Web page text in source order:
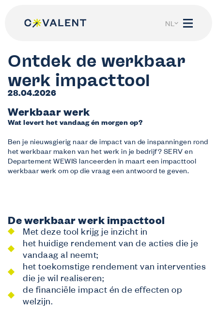
NL
Wij helpen
Ik ben werkgever
Ik ben werknemer
Alles over jouw recht op opleiding en levenslang leren.
Ik ben werkzoekende of student
Wij bieden
Opleidingen
Gratis opleidingen op maat van de sector.
Financiële tegemoetkoming vanuit Co-
valent
Laat Co-valent je opleidingsinitiatieven subsidiëren.
Advies
Info over thema’s zoals de Competentiecheck, diversiteit …
Ontdek de werkbaar
werk impacttool
28.04.2026
Werkbaar werk
Wat levert het vandaag én morgen op?
Ben je nieuwsgierig naar de impact van de inspanningen rond
het werkbaar maken van het werk in je bedrijf? SERV en
Departement WEWIS lanceerden in maart een impacttool
werkbaar werk om op die vraag een antwoord te geven.
De werkbaar werk impacttool
Met deze tool krijg je inzicht in
het huidige rendement van de acties die je
vandaag al neemt;
het toekomstige rendement van interventies
die je wil realiseren;
de financiële impact én de effecten op
welzijn.